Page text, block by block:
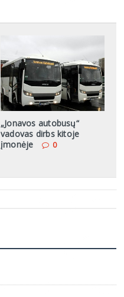
„Jonavos autobusų“
vadovas dirbs kitoje
įmonėje
0